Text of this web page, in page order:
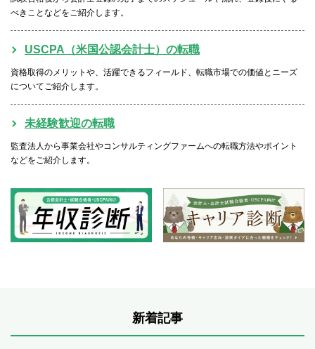
べきことなどをご紹介します。
USCPA（米国公認会計士）の転職
資格取得のメリットや、活躍できるフィールド、転職市場での価値とニーズ
についてご紹介します。
未経験歓迎の転職
監査法人から事業会社やコンサルティングファームへの転職方法やポイント
などをご紹介します。
新着記事